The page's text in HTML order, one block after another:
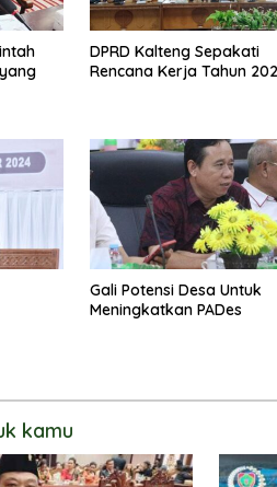
DPRD Kalteng Sepakati
Rencana Kerja Tahun
Gali Potensi Desa Untuk
Meningkatkan PADes
kamu